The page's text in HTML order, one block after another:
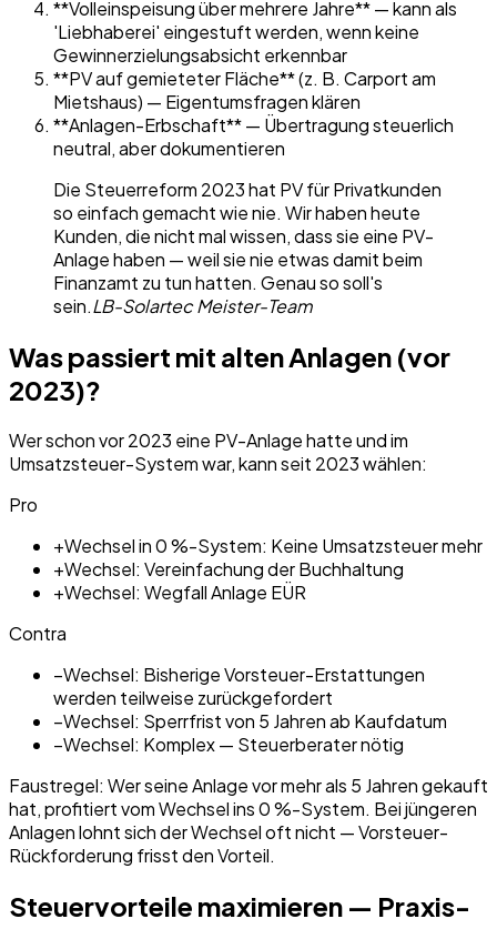
**Volleinspeisung über mehrere Jahre** — kann als
'Liebhaberei' eingestuft werden, wenn keine
Gewinnerzielungsabsicht erkennbar
**PV auf gemieteter Fläche** (z. B. Carport am
Mietshaus) — Eigentumsfragen klären
**Anlagen-Erbschaft** — Übertragung steuerlich
neutral, aber dokumentieren
Die Steuerreform 2023 hat PV für Privatkunden
so einfach gemacht wie nie. Wir haben heute
Kunden, die nicht mal wissen, dass sie eine PV-
Anlage haben — weil sie nie etwas damit beim
Finanzamt zu tun hatten. Genau so soll's
sein.LB-Solartec Meister-Team
Was passiert mit alten Anlagen (vor
2023)?
Wer schon vor 2023 eine PV-Anlage hatte und im
Umsatzsteuer-System war, kann seit 2023 wählen:
Pro
+Wechsel in 0 %-System: Keine Umsatzsteuer mehr
+Wechsel: Vereinfachung der Buchhaltung
+Wechsel: Wegfall Anlage EÜR
Contra
−Wechsel: Bisherige Vorsteuer-Erstattungen
werden teilweise zurückgefordert
−Wechsel: Sperrfrist von 5 Jahren ab Kaufdatum
−Wechsel: Komplex — Steuerberater nötig
Faustregel: Wer seine Anlage vor mehr als 5 Jahren gekauft
hat, profitiert vom Wechsel ins 0 %-System. Bei jüngeren
Anlagen lohnt sich der Wechsel oft nicht — Vorsteuer-
Rückforderung frisst den Vorteil.
Steuervorteile maximieren — Praxis-